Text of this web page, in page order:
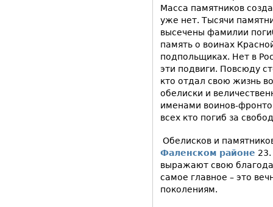
Масса памятников
уже нет. Тысячи
высечены фамилии
память о воинах
подпольщиках. Нет в
эти подвиги. Повсюду
кто отдал свою жизнь
обелиски и
именами воинов-
всех кто погиб за
Обелисков и
Фаленском районе
выражают свою
самое главное – это
поколениям.